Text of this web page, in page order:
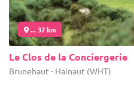
... 37 km
Le Clos de la Conciergerie
Brunehaut - Hainaut (WHT)